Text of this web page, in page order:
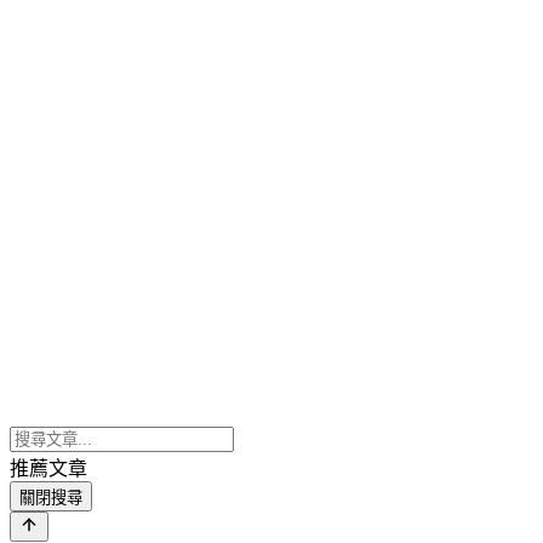
推薦文章
關閉搜尋